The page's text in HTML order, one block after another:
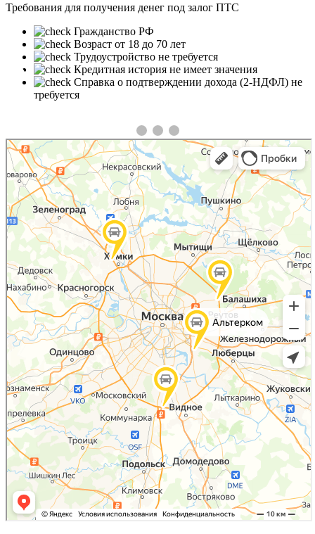
Требования для получения денег под залог ПТС
Гражданство РФ
Возраст от 18 до 70 лет
Трудоустройство не требуется
Кредитная история не имеет значения
Справка о подтверждении дохода (2-НДФЛ) не
требуется
❮